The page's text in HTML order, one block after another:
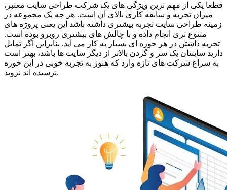
قطعا یکی از مهم ترین ویژگی های یک شرکت طراحی سایت معتبر،
میزان تجربه و سابقه کاری بالای آن است. هر چه یک مجموعه در
زمینه طراحی سایت تجربه بیشتری داشته باشد این یعنی پروژه های
متنوع تری انجام داده و با چالش های بیشتری روبرو بوده است.
تجربه داشتن در هر حوزه ای بسیار به کار می آید. بنابراین اگر تمایل
دارید سایتتان یک سر و گردن بالاتر از دیگر سایت ها باشد، بهتر است
به سراغ شرکت های تازه وارد که هنوز به تجربه خوبی در این حوزه
نرسیده اند نروید.